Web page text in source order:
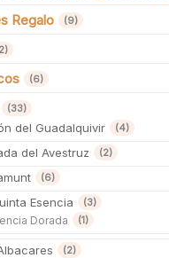
Regalo 99 productos
22 productos
66 productos
3333 productos
del Guadalquivir 44
del Avestruz 22 productos
66 productos
Esencia 33 productos
Dorada 11 producto
22 productos